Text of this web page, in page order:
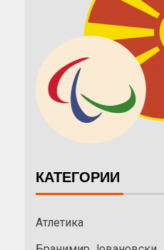
КАТЕГОРИИ
Атлетика